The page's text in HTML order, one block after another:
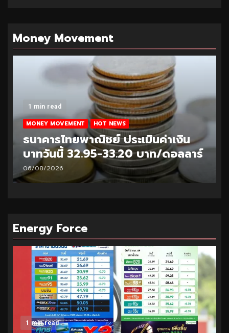
Money Movement
1 min read
MONEY MOVEMENT HOT NEWS
ธนาคารไทยพาณิชย์ ประเมินค่าเงิน
บาทวันนี้ 33.10-33.35 บาท/ดอลลาร์
05/08/2026
Energy Force
1 min read